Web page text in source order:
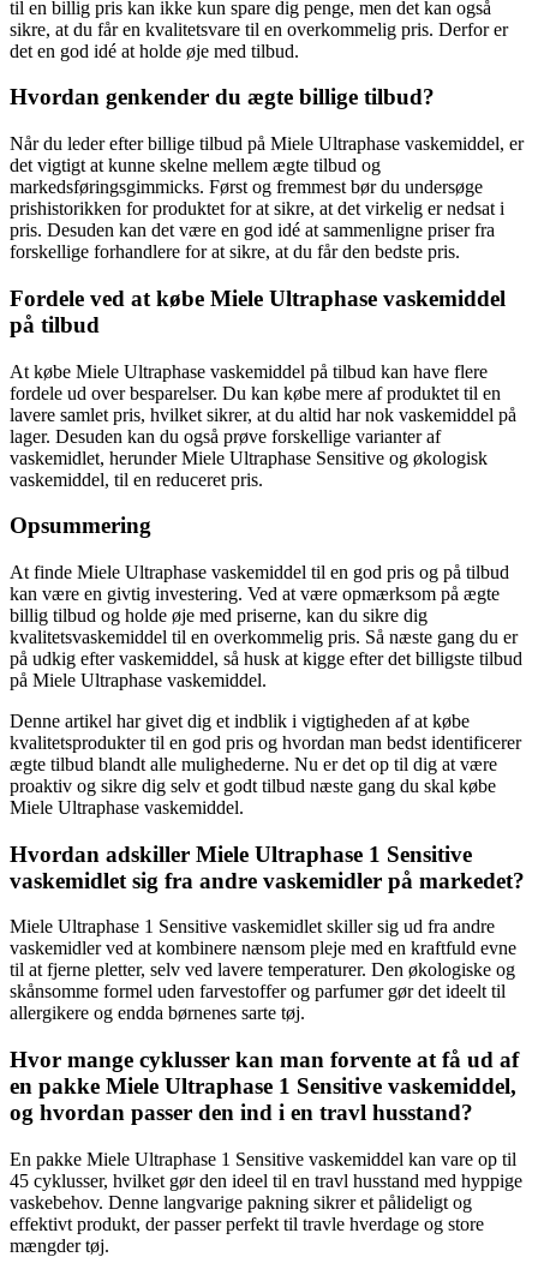
til en billig pris kan ikke kun spare dig penge, men det kan også
sikre, at du får en kvalitetsvare til en overkommelig pris. Derfor er
det en god idé at holde øje med tilbud.
Hvordan genkender du ægte billige tilbud?
Når du leder efter billige tilbud på Miele Ultraphase vaskemiddel, er
det vigtigt at kunne skelne mellem ægte tilbud og
markedsføringsgimmicks. Først og fremmest bør du undersøge
prishistorikken for produktet for at sikre, at det virkelig er nedsat i
pris. Desuden kan det være en god idé at sammenligne priser fra
forskellige forhandlere for at sikre, at du får den bedste pris.
Fordele ved at købe Miele Ultraphase vaskemiddel
på tilbud
At købe Miele Ultraphase vaskemiddel på tilbud kan have flere
fordele ud over besparelser. Du kan købe mere af produktet til en
lavere samlet pris, hvilket sikrer, at du altid har nok vaskemiddel på
lager. Desuden kan du også prøve forskellige varianter af
vaskemidlet, herunder Miele Ultraphase Sensitive og økologisk
vaskemiddel, til en reduceret pris.
Opsummering
At finde Miele Ultraphase vaskemiddel til en god pris og på tilbud
kan være en givtig investering. Ved at være opmærksom på ægte
billig tilbud og holde øje med priserne, kan du sikre dig
kvalitetsvaskemiddel til en overkommelig pris. Så næste gang du er
på udkig efter vaskemiddel, så husk at kigge efter det billigste tilbud
på Miele Ultraphase vaskemiddel.
Denne artikel har givet dig et indblik i vigtigheden af at købe
kvalitetsprodukter til en god pris og hvordan man bedst identificerer
ægte tilbud blandt alle mulighederne. Nu er det op til dig at være
proaktiv og sikre dig selv et godt tilbud næste gang du skal købe
Miele Ultraphase vaskemiddel.
Hvordan adskiller Miele Ultraphase 1 Sensitive
vaskemidlet sig fra andre vaskemidler på markedet?
Miele Ultraphase 1 Sensitive vaskemidlet skiller sig ud fra andre
vaskemidler ved at kombinere nænsom pleje med en kraftfuld evne
til at fjerne pletter, selv ved lavere temperaturer. Den økologiske og
skånsomme formel uden farvestoffer og parfumer gør det ideelt til
allergikere og endda børnenes sarte tøj.
Hvor mange cyklusser kan man forvente at få ud af
en pakke Miele Ultraphase 1 Sensitive vaskemiddel,
og hvordan passer den ind i en travl husstand?
En pakke Miele Ultraphase 1 Sensitive vaskemiddel kan vare op til
45 cyklusser, hvilket gør den ideel til en travl husstand med hyppige
vaskebehov. Denne langvarige pakning sikrer et pålideligt og
effektivt produkt, der passer perfekt til travle hverdage og store
mængder tøj.